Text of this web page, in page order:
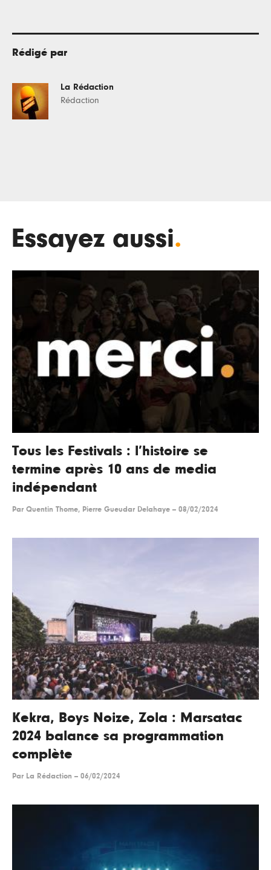
Rédigé par
La Rédaction
Rédaction
Essayez aussi.
Tous les Festivals : l’histoire se
termine après 10 ans de media
indépendant
Par Quentin Thome, Pierre Gueudar Delahaye -- 08/02/2024
Kekra, Boys Noize, Zola : Marsatac
2024 balance sa programmation
complète
Par La Rédaction -- 06/02/2024